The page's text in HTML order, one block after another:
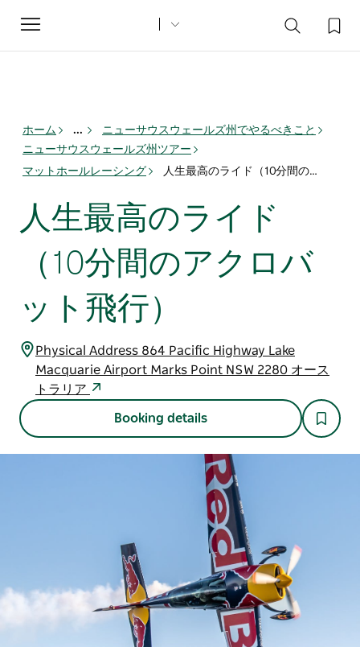
Toggle
navigation
ホーム ...
ニューサウスウェールズ州でやるべきこと
ニューサウスウェールズ州ツアー
マットホールレーシング
人生最高のライド（10分間のアクロバット飛行）
人生最高のライド
（10分間のアクロバ
ット飛行）
Physical Address 864 Pacific Highway Lake
Macquarie Airport Marks Point NSW 2280 オース
トラリア
Booking details